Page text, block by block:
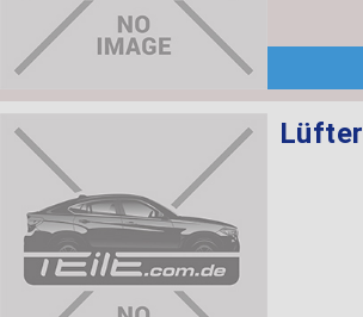
Lüfter